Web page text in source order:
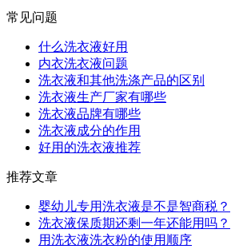
常见问题
什么洗衣液好用
内衣洗衣液问题
洗衣液和其他洗涤产品的区别
洗衣液生产厂家有哪些
洗衣液品牌有哪些
洗衣液成分的作用
好用的洗衣液推荐
推荐文章
婴幼儿专用洗衣液是不是智商税？
洗衣液保质期还剩一年还能用吗？
用洗衣液洗衣粉的使用顺序